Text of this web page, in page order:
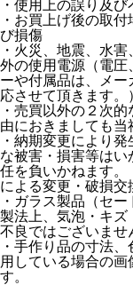
・使用上の誤り及
・お買上げ後の取
び損傷
・火災、地震、水
外の使用電源（電圧
ーや付属品は、メ
応させて頂きます。
・売買以外の２次
由におきましても当
・納期変更により
な被害・損害等は
任を負いかねます。
による変更・破損交
・ガラス製品（セー
製法上、気泡・キズ
不良ではございませ
・手作り品の寸法
用している場合の
す。